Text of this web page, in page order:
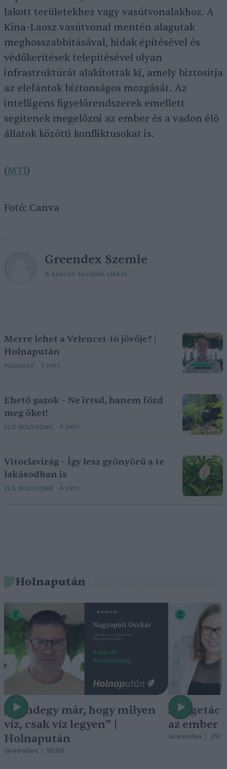
lakott területekhez vagy vasútvonalakhoz. A
Kína–Laosz vasútvonal mentén alagutak
meghosszabbításával, hidak építésével és
védőkerítések telepítésével olyan
infrastruktúrát alakítottak ki, amely biztosítja
az elefántok biztonságos mozgását. Az
intelligens figyelőrendszerek emellett
segítenek megelőzni az ember és a vadon élő
állatok közötti konfliktusokat is.
(MTI)
Fotó: Canva
Greendex Szemle
A szerző további cikkei
Merre lehet a Velencei-tó jövője? |
Holnapután
PODCAST 3 perc
Ehető gazok – Ne irtsd, hanem főzd
meg őket!
ÉLŐ BOLYGÓNK 4 perc
Vitorlavirág – Így lesz gyönyörű a te
lakásodban is
ÉLŐ BOLYGÓNK 4 perc
Holnapután
„Mindegy már, hogy milyen
víz, csak víz legyen” |
Holnapután
Greendex 55:58
A
az ember
Greendex